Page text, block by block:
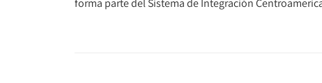
forma parte del Sistema de Integración